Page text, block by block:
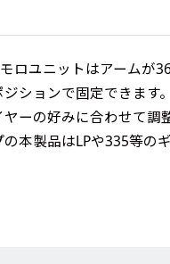
ロユニットはアームが
ションで固定できます
ーの好みに合わせて調
本製品はLPや335等の